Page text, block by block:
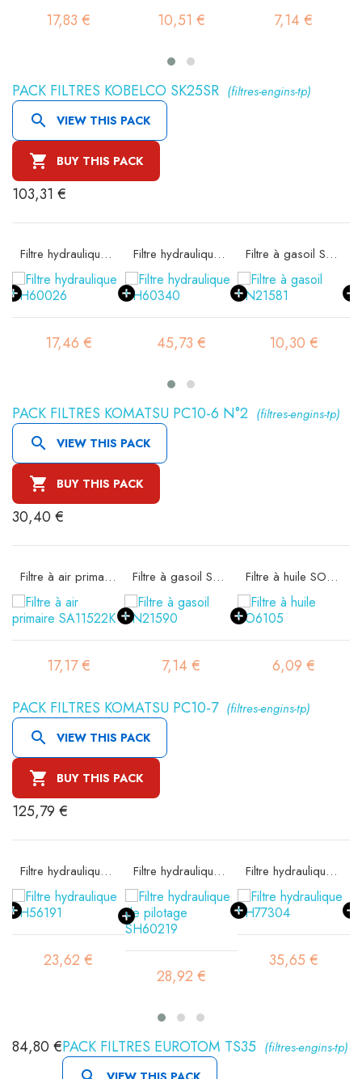
17,83 € 10,51 € 7,14 €
PACK FILTRES KOBELCO SK25SR (filtres-engins-tp)
 VIEW THIS PACK
 BUY THIS PACK
103,31 €
Filtre hydraulique SH60026
17,46 €
Filtre hydraulique SH60340
45,73 €
Filtre à gasoil SN21581
10,30 €
PACK FILTRES KOMATSU PC10-6 N°2 (filtres-engins-tp)
 VIEW THIS PACK
 BUY THIS PACK
30,40 €
Filtre à air primaire SA11522K
17,17 €
Filtre à gasoil SN21590
7,14 €
Filtre à huile SO6105
6,09 €
PACK FILTRES KOMATSU PC10-7 (filtres-engins-tp)
 VIEW THIS PACK
 BUY THIS PACK
125,79 €
Filtre hydraulique SH56191
23,62 €
Filtre hydraulique de pilotage SH60219
28,92 €
Filtre hydraulique SH77304
35,65 €
PACK FILTRES EUROTOM TS35 (filtres-engins-tp)
84,80 €